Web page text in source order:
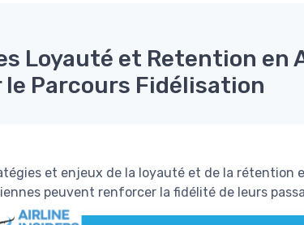
Loyauté et Retention en
le Parcours Fidélisation
et enjeux de la loyauté et de la rétention
peuvent renforcer la fidélité de leurs